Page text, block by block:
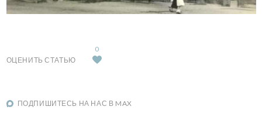
ОЦЕНИТЬ СТАТЬЮ
0
ПОДПИШИТЕСЬ НА НАС В MAX